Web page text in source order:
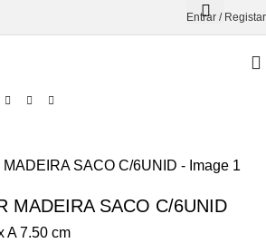
Entrar / Registar
MADEIRA SACO C/6UNID
A7.50 cm